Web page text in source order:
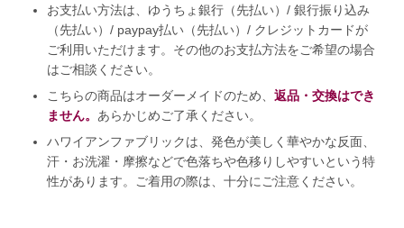
お支払い方法は、ゆうちょ銀行（先払い）/ 銀行振り込み
（先払い）/ paypay払い（先払い）/ クレジットカードが
ご利用いただけます。その他のお支払方法をご希望の場合
はご相談ください。
こちらの商品はオーダーメイドのため、 返品・交換はでき
ません。 あらかじめご了承ください。
ハワイアンファブリックは、発色が美しく華やかな反面、
汗・お洗濯・摩擦などで色落ちや色移りしやすいという特
性があります。ご着用の際は、十分にご注意ください。